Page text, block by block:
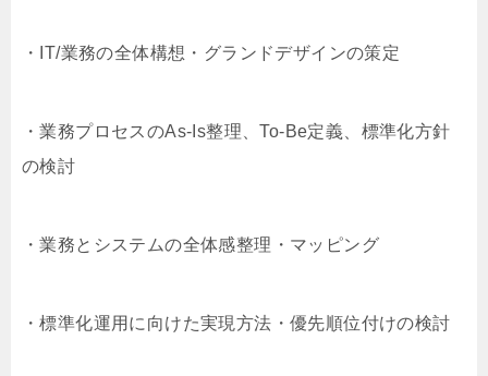
・IT/業務の全体構想・グランドデザインの策定
・業務プロセスのAs-Is整理、To-Be定義、標準化方針
の検討
・業務とシステムの全体感整理・マッピング
・標準化運用に向けた実現方法・優先順位付けの検討